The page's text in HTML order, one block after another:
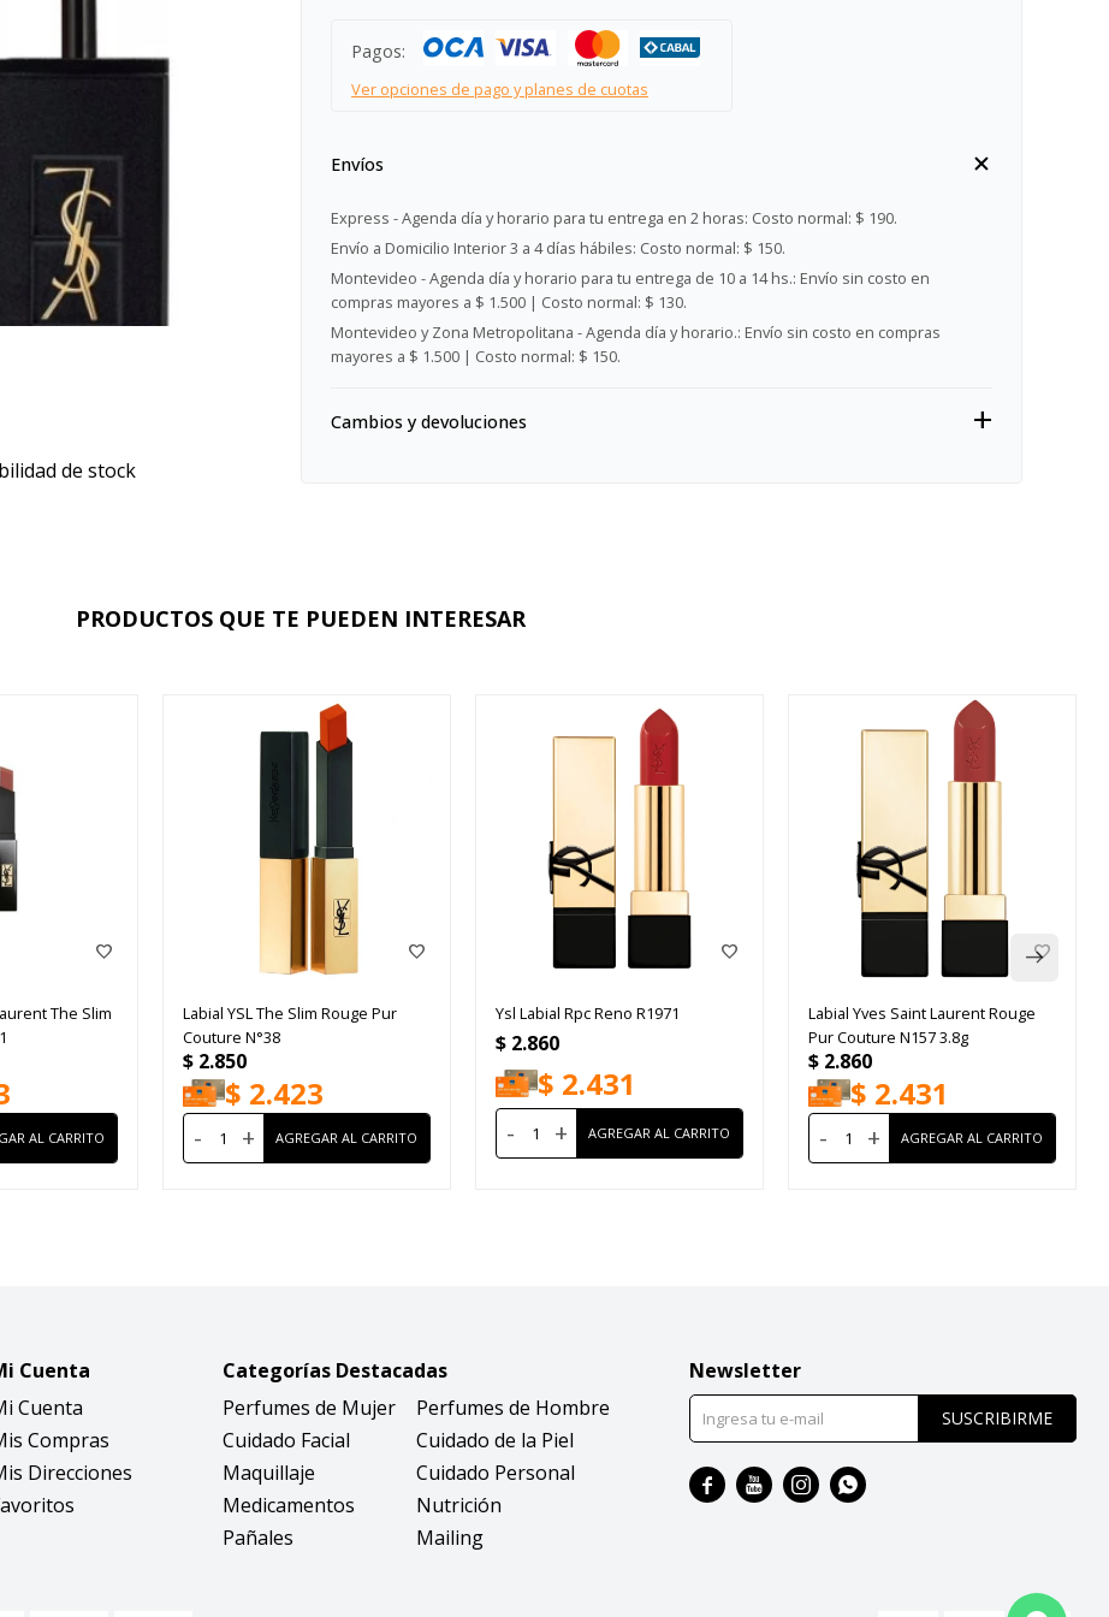
de stock
Pagos:
Ver opciones de pago y planes de cuotas
Envíos
Express - Agenda día y horario para tu entrega en 2 horas: Costo normal: $ 190.
Envío a Domicilio Interior 3 a 4 días hábiles: Costo normal: $ 150.
Montevideo - Agenda día y horario para tu entrega de 10 a 14 hs.: Envío sin costo en
compras mayores a $ 1.500 | Costo normal: $ 130.
Montevideo y Zona Metropolitana - Agenda día y horario.: Envío sin costo en compras
mayores a $ 1.500 | Costo normal: $ 150.
Cambios y devoluciones
PRODUCTOS QUE TE PUEDEN INTERESAR
The Slim
Labial YSL The Slim Rouge Pur
Couture N°38
$ 2.850
$ 2.423
- +
Ysl Labial Rpc Reno R1971
$ 2.860
$ 2.431
- +
Labial Yves Saint Laurent Rouge
Pur Couture N157 3.8g
$ 2.860
$ 2.431
- +
Cuenta
Cuenta
Compras
Direcciones
Categorías Destacadas
Perfumes de Mujer
Perfumes de Hombre
Cuidado Facial
Cuidado de la Piel
Maquillaje
Cuidado Personal
Medicamentos
Nutrición
Pañales
Mailing
Newsletter
SUSCRIBIRME
   